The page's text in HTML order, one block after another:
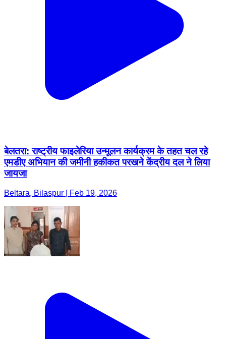
बेलतरा: राष्ट्रीय फाइलेरिया उन्मूलन कार्यक्रम के तहत चल रहे
एमडीए अभियान की जमीनी हकीकत परखने केंद्रीय दल ने लिया
जायजा
Beltara, Bilaspur | Feb 19, 2026